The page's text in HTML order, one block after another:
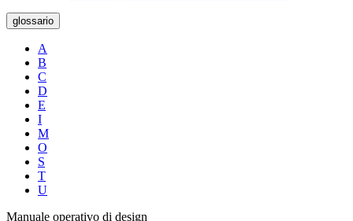
glossario
A
B
C
D
E
I
M
O
S
T
U
Manuale operativo di design